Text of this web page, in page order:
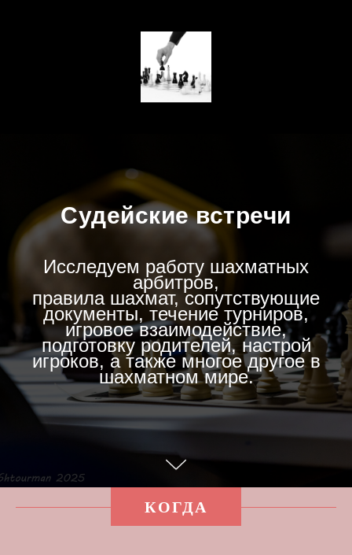
Судейские встречи
Исследуем работу шахматных
арбитров,
правила шахмат, сопутствующие
документы, течение турниров,
игровое взаимодействие,
подготовку родителей, настрой
игроков, а также многое другое в
шахматном мире.
КОГДА